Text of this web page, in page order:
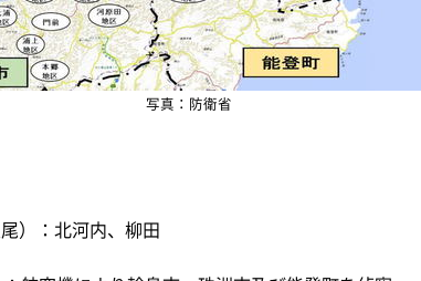
写真：防衛省
）：北河内、柳田